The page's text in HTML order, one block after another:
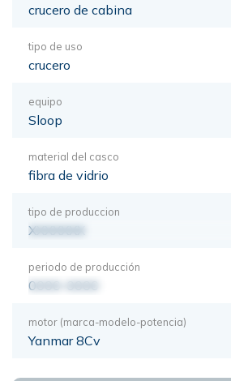
crucero de cabina
tipo de uso
crucero
equipo
Sloop
material del casco
fibra de vidrio
tipo de produccion
XXXXXXX
periodo de producción
0000-0000
motor (marca-modelo-potencia)
Yanmar 8Cv